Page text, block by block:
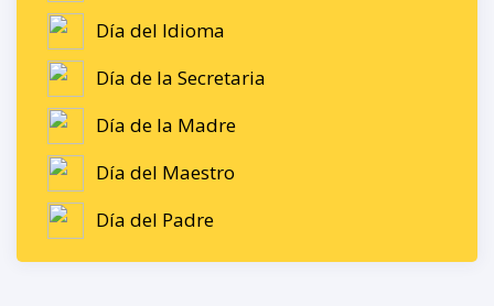
Día del Idioma
Día de la Secretaria
Día de la Madre
Día del Maestro
Día del Padre